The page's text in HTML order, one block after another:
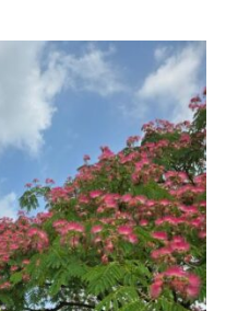
un
albizia